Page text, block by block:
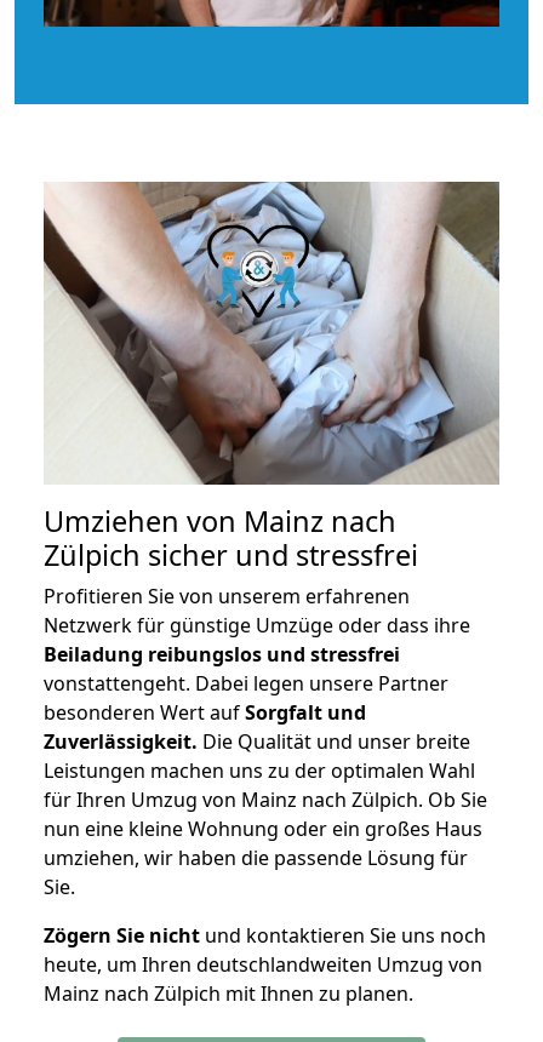
Umziehen von Mainz nach
Zülpich sicher und stressfrei
Profitieren Sie von unserem erfahrenen
Netzwerk für günstige Umzüge oder dass ihre
Beiladung reibungslos und stressfrei
vonstattengeht. Dabei legen unsere Partner
besonderen Wert aufSorgfalt und
Zuverlässigkeit. Die Qualität und unser breite
Leistungen machen uns zu der optimalen Wahl
für Ihren Umzug von Mainz nach Zülpich. Ob Sie
nun eine kleine Wohnung oder ein großes Haus
umziehen, wir haben die passende Lösung für
Sie.
Zögern Sie nicht und kontaktieren Sie uns noch
heute, um Ihren deutschlandweiten Umzug von
Mainz nach Zülpich mit Ihnen zu planen.